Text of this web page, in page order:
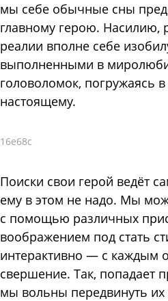
мы себе обычные сны
главному герою. Насилию,
реалии вполне себе
выполненными в
головоломок, погружаясь
настоящему.
16e68c
Поиски свои герой ведёт
ему в этом не надо. Мы
с помощью различных
воображением под стать
интерактивно — с каждым
свершение. Так, попадает
мы вольны передвинуть их